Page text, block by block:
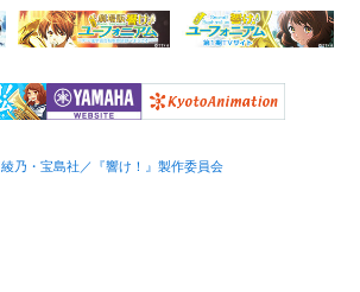
乃・宝島社／『響け！』製作委員会